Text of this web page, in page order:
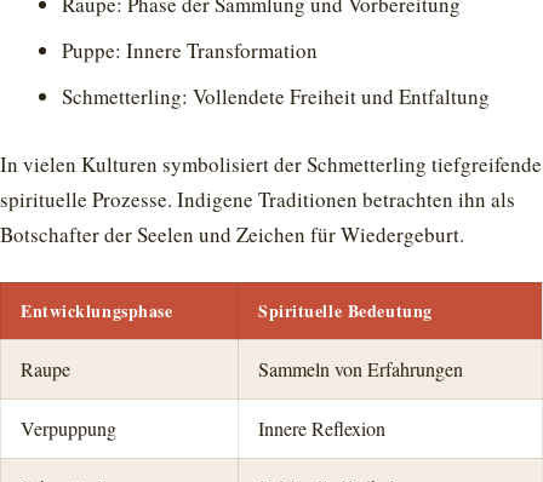
Puppe: Innere Transformation
Schmetterling: Vollendete Freiheit und Entfaltung
In vielen Kulturen symbolisiert der Schmetterling tiefgreifende
spirituelle Prozesse. Indigene Traditionen betrachten ihn als
Botschafter der Seelen und Zeichen für Wiedergeburt.
Entwicklungsphase Spirituelle Bedeutung
Raupe Sammeln von Erfahrungen
Verpuppung Innere Reflexion